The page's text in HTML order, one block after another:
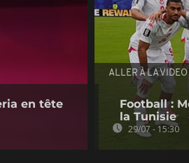
en tête
ALLER À LA VIDEO
Football :
la Tunisie
29/07 - 15:30